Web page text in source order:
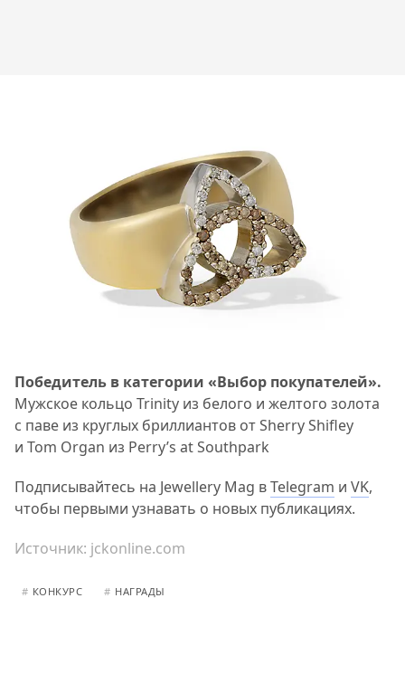
Победитель в категории «Выбор покупателей».
Мужское кольцо Trinity из белого и желтого золота
с паве из круглых бриллиантов от Sherry Shifley
и Tom Organ из Perry’s at Southpark
Подписывайтесь на Jewellery Mag вTelegram и VK,
чтобы первыми узнавать о новых публикациях.
Источник: jckonline.com
# КОНКУРС # НАГРАДЫ